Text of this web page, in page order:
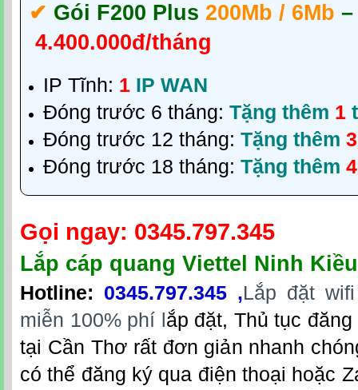
✔‎ Gói F200 Plus 200Mb / 6Mb –
4.400.000đ/tháng
IP Tĩnh: 1 IP WAN
Đóng trước 6 tháng: Tặng thêm 1
Đóng trước 12 tháng: Tặng thêm 3
Đóng trước 18 tháng: Tặng thêm 4
Gọi ngay: 0345.797.345
Lắp cáp quang Viettel Ninh
Hotline: 0345.797.345 ,Lắp đặt
miễn 100% phí l ắp đặt, Thủ tục
tại Cần Thơ rất đơn giản nhanh
có thể đăng ký qua điện thoại hoặc